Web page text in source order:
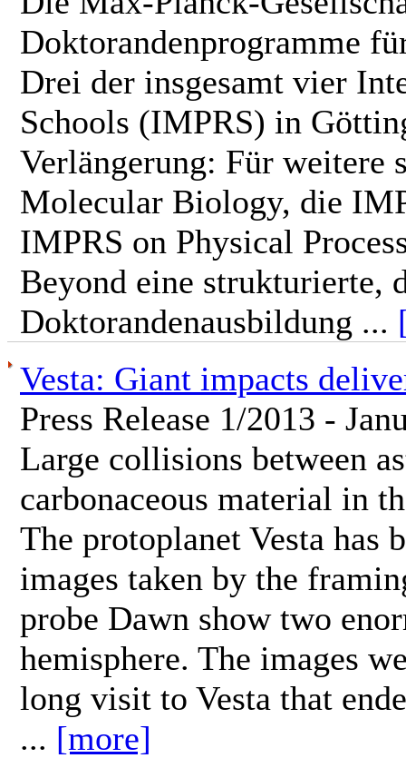
Doktorandenprogramme
Drei der insgesamt vier
Schools (IMPRS) in
Verlängerung: Für weitere
Molecular Biology, die
IMPRS on Physical
Beyond eine strukturierte,
Doktorandenausbildung ...
Vesta: Giant impacts
Press Release 1/2013 -
Large collisions between
carbonaceous material in
The protoplanet Vesta has
images taken by the
probe Dawn show two
hemisphere. The images
long visit to Vesta that
... [more]